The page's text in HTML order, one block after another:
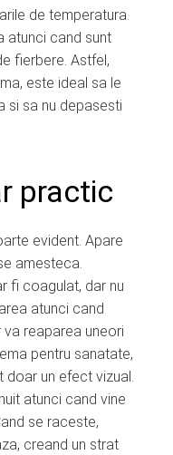
de temperatura.
atunci cand sunt
fierbere. Astfel,
este ideal sa le
si sa nu depasesti
practic
evident. Apare
amesteca.
fi coagulat, dar nu
atunci cand
reaparea uneori
pentru sanatate,
doar un efect vizual.
atunci cand vine
se raceste,
creand un strat